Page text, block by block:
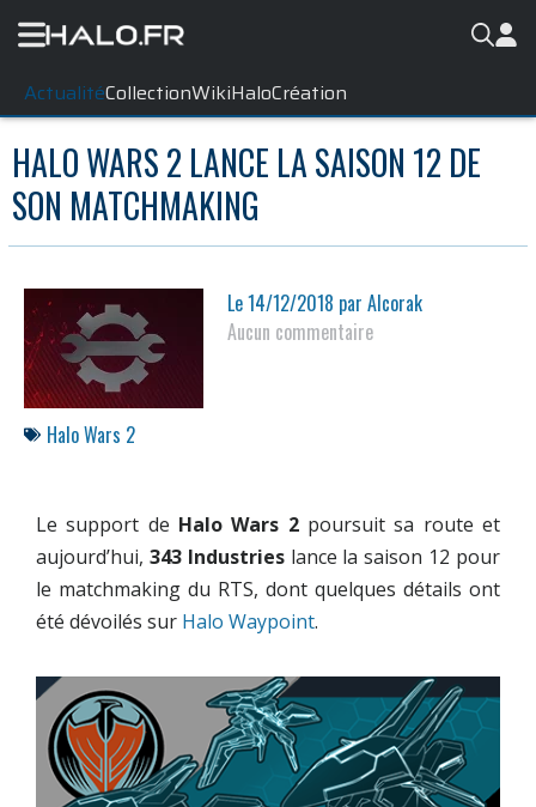
ActualitéCollectionWikiHaloCréation
HALO WARS 2 LANCE LA SAISON 12 DE
SON MATCHMAKING
Le14/12/2018 par Alcorak
Aucun commentaire
Halo Wars 2
Le support de Halo Wars 2poursuit sa route et
aujourd’hui, 343 Industrieslance la saison 12 pour
le matchmaking du RTS, dont quelques détails ont
été dévoilés sur Halo Waypoint.